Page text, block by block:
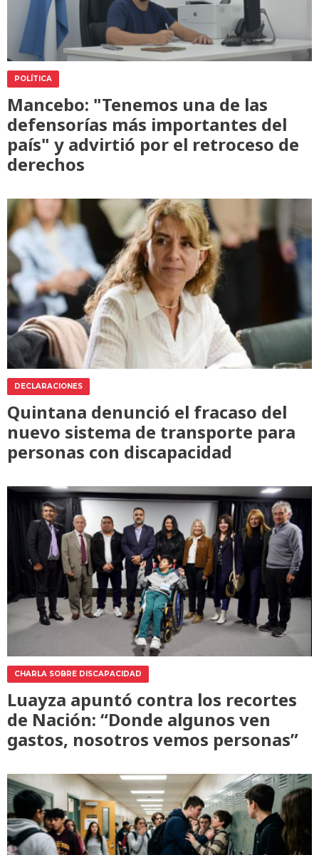
POLÍTICA
Mancebo: "Tenemos una de las
defensorías más importantes del
país" y advirtió por el retroceso de
derechos
DECLARACIONES
Quintana denunció el fracaso del
nuevo sistema de transporte para
personas con discapacidad
CHARLA SOBRE DISCAPACIDAD
Luayza apuntó contra los recortes
de Nación: “Donde algunos ven
gastos, nosotros vemos personas”